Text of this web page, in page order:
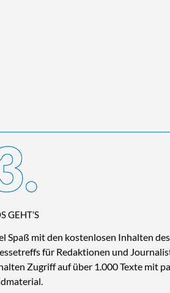
GEHT’S
Spaß mit den kostenlosen Inhalten des
für Redaktionen und
Zugriff auf über 1.000 Texte mit